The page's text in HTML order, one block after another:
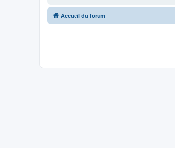
Accueil du forum